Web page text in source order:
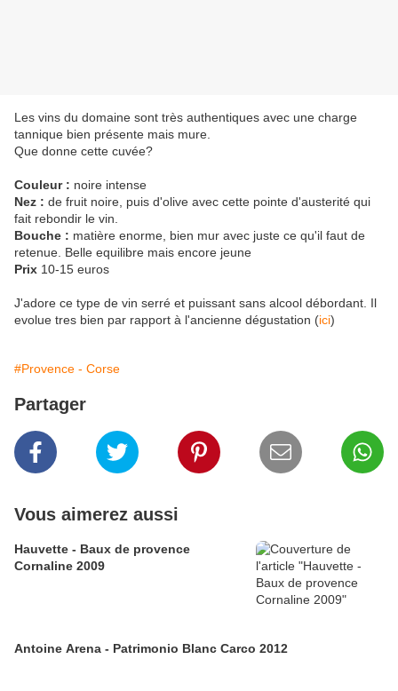
Les vins du domaine sont très authentiques avec une charge
tannique bien présente mais mure.
Que donne cette cuvée?
Couleur : noire intense
Nez : de fruit noire, puis d'olive avec cette pointe d'austerité qui
fait rebondir le vin.
Bouche : matière enorme, bien mur avec juste ce qu'il faut de
retenue. Belle equilibre mais encore jeune
Prix 10-15 euros
J'adore ce type de vin serré et puissant sans alcool débordant. Il
evolue tres bien par rapport à l'ancienne dégustation (ici)
#Provence - Corse
Partager
Vous aimerez aussi
Hauvette - Baux de provence
Cornaline 2009
Antoine Arena - Patrimonio Blanc Carco 2012